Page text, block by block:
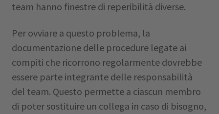
team hanno finestre di reperibilità diverse.
Per ovviare a questo problema, la
documentazione delle procedure legate ai
compiti che ricorrono regolarmente dovrebbe
essere parte integrante delle responsabilità
del team. Questo permette a ciascun membro
di poter sostituire un collega in caso di bisogno,